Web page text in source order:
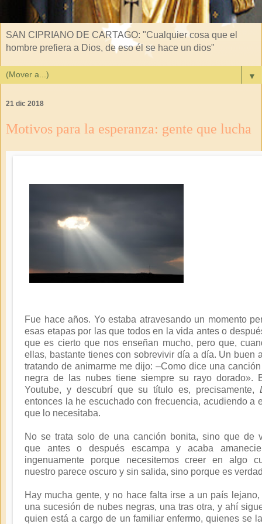
SAN CIPRIANO DE CARTAGO: "Cualquier cosa que el
hombre prefiera a Dios, de eso él se hace un dios"
▼
21 dic 2018
Motivos para la esperanza: gente que lucha
Fue hace años. Yo estaba atravesando un momento
esas etapas por las que todos en la vida antes o
que es cierto que nos enseñan mucho, pero que,
ellas, bastante tienes con sobrevivir día a día. Un buen
tratando de animarme me dijo: –Como dice una
negra de las nubes tiene siempre su rayo dorado».
Youtube, y descubrí que su título es, precisamente,
entonces la he escuchado con frecuencia, acudiendo a
que lo necesitaba.
No se trata solo de una canción bonita, sino que de
que antes o después escampa y acaba
ingenuamente porque necesitemos creer en algo
nuestro parece oscuro y sin salida, sino porque es
Hay mucha gente, y no hace falta irse a un país
una sucesión de nubes negras, una tras otra, y ahí
quien está a cargo de un familiar enfermo, quienes se